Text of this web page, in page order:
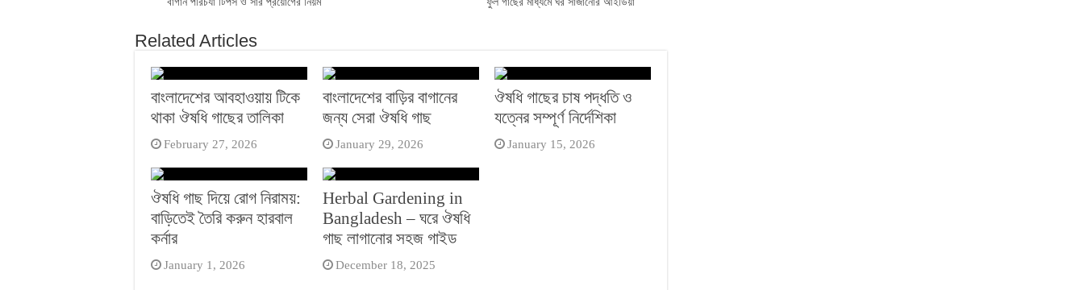
Related Articles
বাংলাদেশের আবহাওয়ায় টিকে
থাকা ঔষধি গাছের তালিকা
February 27, 2026
বাংলাদেশের বাড়ির বাগানের
জন্য সেরা ঔষধি গাছ
January 29, 2026
ঔষধি গাছের চাষ পদ্ধতি ও
যত্নের সম্পূর্ণ নির্দেশিকা
January 15, 2026
ঔষধি গাছ দিয়ে রোগ নিরাময়:
বাড়িতেই তৈরি করুন হারবাল
কর্নার
January 1, 2026
Herbal Gardening in
Bangladesh – ঘরে ঔষধি
গাছ লাগানোর সহজ গাইড
December 18, 2025